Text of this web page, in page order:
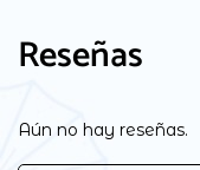
Reseñas
Aún no hay reseñas.